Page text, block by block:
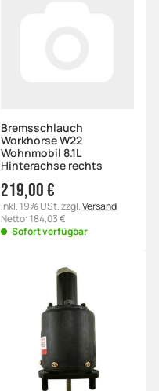
Bremsschlauch
Workhorse W22
Wohnmobil 8.1L
Hinterachse rechts
219,00 €
inkl. 19% USt. zzgl.Versand
Netto: 184,03 €
Sofort verfügbar